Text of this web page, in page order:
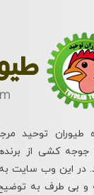
طیوران توحید
جوجه کشی از
در این وب سایت
و بی طرف به